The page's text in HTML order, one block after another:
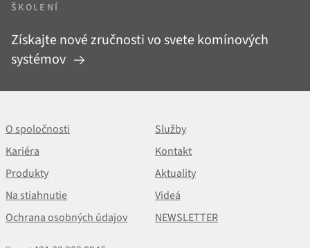
ŠKOLENÍ
Získajte nové zručnosti vo svete komínových
systémov
O spoločnosti
Služby
Kariéra
Kontakt
Produkty
Aktuality
Na stiahnutie
Videá
Ochrana osobných údajov
NEWSLETTER